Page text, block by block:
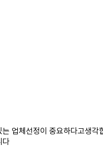
업체선정이 중요하다고생각
다